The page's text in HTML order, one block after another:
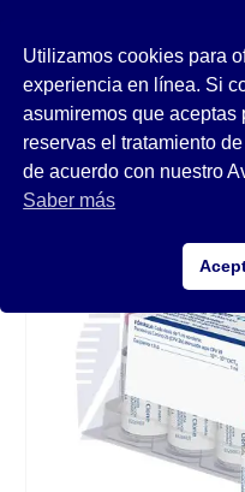
Utilizamos cookies para
experiencia en línea. Si
asumiremos que aceptas
reservas el tratamiento
de acuerdo con nuestro
Saber más